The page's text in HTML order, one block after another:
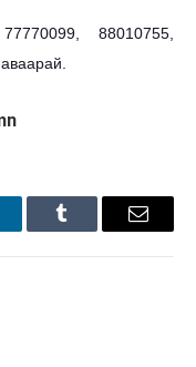
88010755,
Tumblr Имэйл